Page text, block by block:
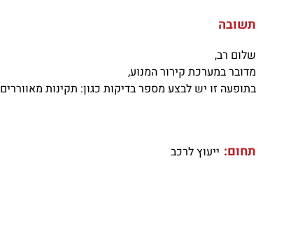
תשובה
שלום רב,
מדובר במערכת קירור המנוע,
בתופעה זו יש לבצע מספר בדיקות כגון: תקינות
תחום: ייעוץ לרכב